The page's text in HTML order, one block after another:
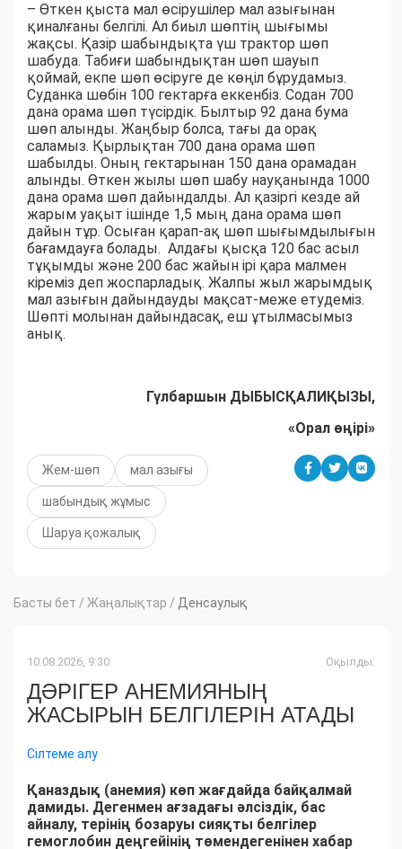
– Өткен қыста мал өсірушілер мал азығынан
қиналғаны белгілі. Ал биыл шөптің шығымы
жақсы. Қазір шабындықта үш трактор шөп
шабуда. Табиғи шабындықтан шөп шауып
қоймай, екпе шөп өсіруге де көңіл бұрудамыз.
Суданка шөбін 100 гектарға еккенбіз. Содан 700
дана орама шөп түсірдік. Былтыр 92 дана бума
шөп алынды. Жаңбыр болса, тағы да орақ
саламыз. Қырлықтан 700 дана орама шөп
шабылды. Оның гектарынан 150 дана орамадан
алынды. Өткен жылы шөп шабу науқанында 1000
дана орама шөп дайындалды. Ал қазіргі кезде ай
жарым уақыт ішінде 1,5 мың дана орама шөп
дайын тұр. Осыған қарап-ақ шөп шығымдылығын
бағамдауға болады. Алдағы қысқа 120 бас асыл
тұқымды және 200 бас жайын ірі қара малмен
кіреміз деп жоспарладық. Жалпы жыл жарымдық
мал азығын дайындауды мақсат-меже етудеміз.
Шөпті молынан дайындасақ, еш ұтылмасымыз
анық.
Гүлбаршын ДЫБЫСҚАЛИҚЫЗЫ,
«Орал өңірі»
Жем-шөп мал азығы
шабындық жұмыс
Шаруа қожалық
Басты бет / Жаңалықтар / Денсаулық
10.08.2026, 9:30 Оқылды:
ДӘРІГЕР АНЕМИЯНЫҢ
ЖАСЫРЫН БЕЛГІЛЕРІН АТАДЫ
Сілтеме алу
Қаназдық (анемия) көп жағдайда байқалмай
дамиды. Дегенмен ағзадағы әлсіздік, бас
айналу, терінің бозаруы сияқты белгілер
гемоглобин деңгейінің төмендегенінен хабар